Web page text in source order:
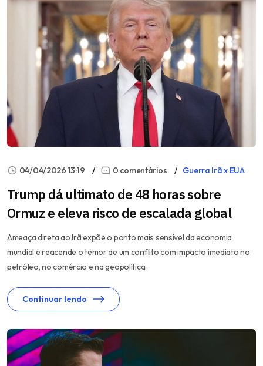
04/04/2026 13:19 0 comentários Guerra Irã x EUA
Trump dá ultimato de 48 horas sobre
Ormuz e eleva risco de escalada global
Ameaça direta ao Irã expõe o ponto mais sensível da economia
mundial e reacende o temor de um conflito com impacto imediato no
petróleo, no comércio e na geopolítica.
Continuar lendo